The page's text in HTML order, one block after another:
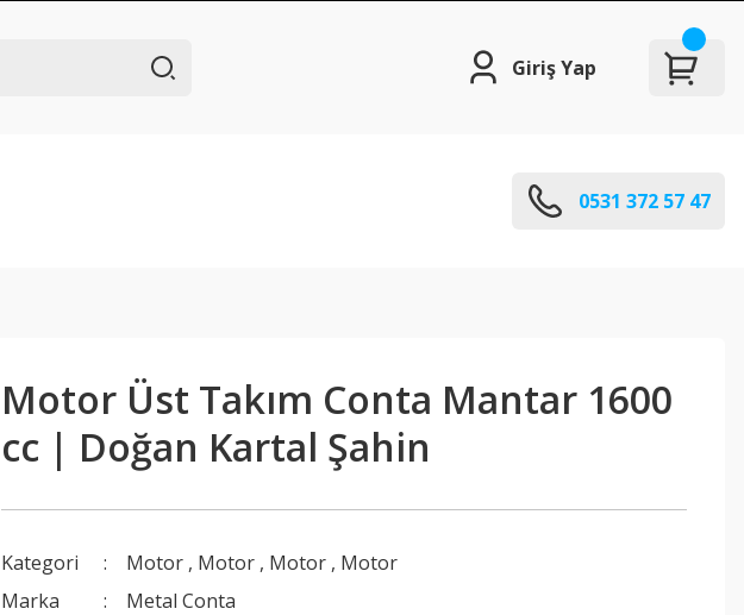
Giriş Yap
0531 372 57 47
Motor Üst Takım Conta Mantar 1600
cc | Doğan Kartal Şahin
Kategori Motor , Motor , Motor , Motor
Marka
Metal Conta